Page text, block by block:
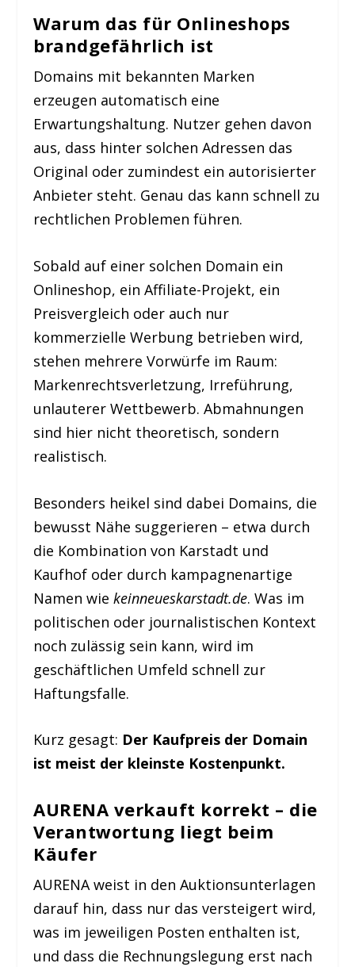
Warum das für Onlineshops
brandgefährlich ist
Domains mit bekannten Marken
erzeugen automatisch eine
Erwartungshaltung. Nutzer gehen davon
aus, dass hinter solchen Adressen das
Original oder zumindest ein autorisierter
Anbieter steht. Genau das kann schnell zu
rechtlichen Problemen führen.
Sobald auf einer solchen Domain ein
Onlineshop, ein Affiliate-Projekt, ein
Preisvergleich oder auch nur
kommerzielle Werbung betrieben wird,
stehen mehrere Vorwürfe im Raum:
Markenrechtsverletzung, Irreführung,
unlauterer Wettbewerb. Abmahnungen
sind hier nicht theoretisch, sondern
realistisch.
Besonders heikel sind dabei Domains, die
bewusst Nähe suggerieren – etwa durch
die Kombination von Karstadt und
Kaufhof oder durch kampagnenartige
Namen wiekeinneueskarstadt.de. Was im
politischen oder journalistischen Kontext
noch zulässig sein kann, wird im
geschäftlichen Umfeld schnell zur
Haftungsfalle.
Kurz gesagt: Der Kaufpreis der Domain
ist meist der kleinste Kostenpunkt.
AURENA verkauft korrekt – die
Verantwortung liegt beim
Käufer
AURENA weist in den Auktionsunterlagen
darauf hin, dass nur das versteigert wird,
was im jeweiligen Posten enthalten ist,
und dass die Rechnungslegung erst nach